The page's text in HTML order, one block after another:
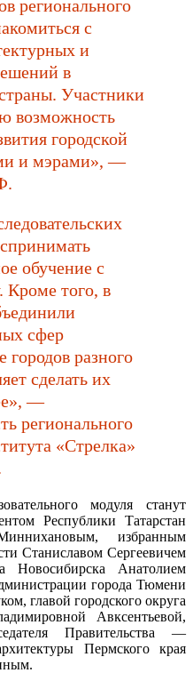
регионального
с
и
в
Участники
возможность
городской
и мэрами», —
обучение с
Кроме того, в
сфер
городов разного
сделать их
—
регионального
«Стрелка»
модуля станут
Республики Татарстан
избранным
Станиславом Сергеевичем
Новосибирска Анатолием
города Тюмени
главой городского округа
Авксентьевой,
Правительства —
Пермского края